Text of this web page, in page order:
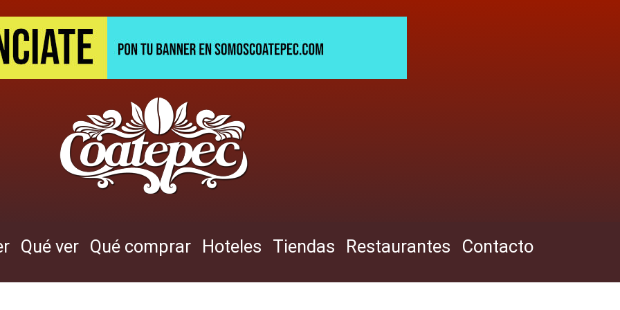
Qué ver Qué comprar Hoteles Tiendas Restaurantes Contacto